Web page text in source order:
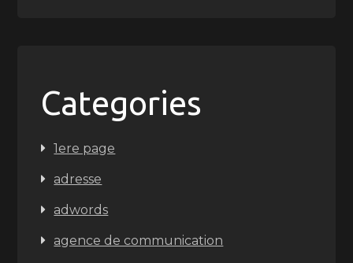
Categories
1ere page
adresse
adwords
agence de communication